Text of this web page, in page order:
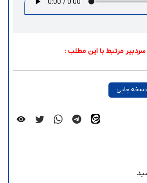
مرتبط با این مطلب :
نسخه چاپی